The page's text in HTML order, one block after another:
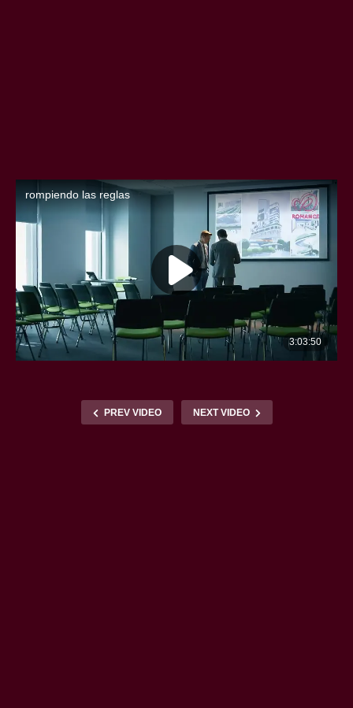
PREV VIDEO NEXT VIDEO